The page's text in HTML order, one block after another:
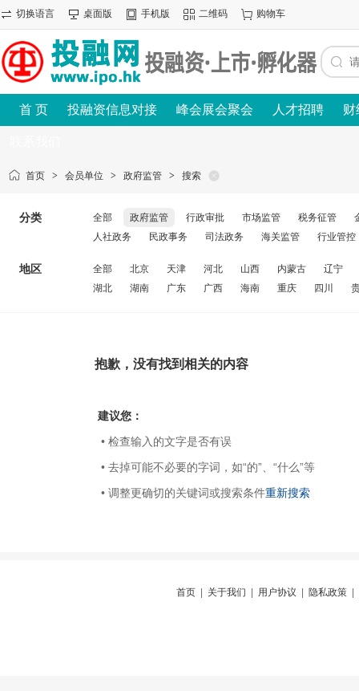
切换语言 桌面版 手机版 二维码 购物车
首 页 投融资信息对接 峰会展会聚会 人才招聘 财
首页 > 会员单位 > 政府监管 > 搜索
分类 全部 政府监管 行政审批 市场监管 税务征管
人社政务
民政事务 司法政务 海关监管 行业管控
地区 全部 北京 天津 河北 山西 内蒙古
辽宁
湖北
湖南 广东 广西 海南 重庆 四川
抱歉，没有找到相关的内容
建议您：
• 检查输入的文字是否有误
• 去掉可能不必要的字词，如“的”、“什么”等
• 调整更确切的关键词或搜索条件重新搜索
首页 关于我们 用户协议 隐私政策